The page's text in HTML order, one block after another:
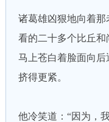
诸葛雄凶狠地向着
看的二十多个比丘
马上苍白着脸面向
挤得更紧。
他冷笑道：“因为，